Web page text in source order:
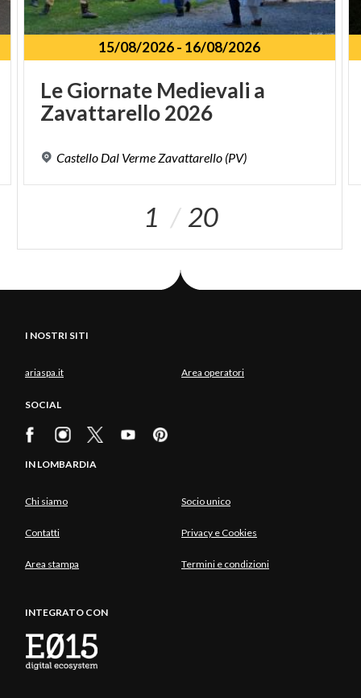
15/08/2026- 16/08/2026
LeGiornate Medievali a
Zavattarello2026
Castello Dal Verme Zavattarello (PV)
1 20
I NOSTRI SITI
ariaspa.it Area operatori
SOCIAL
IN LOMBARDIA
Chi siamo Socio unico
Contatti Privacy e Cookies
Area stampa Termini e condizioni
INTEGRATO CON